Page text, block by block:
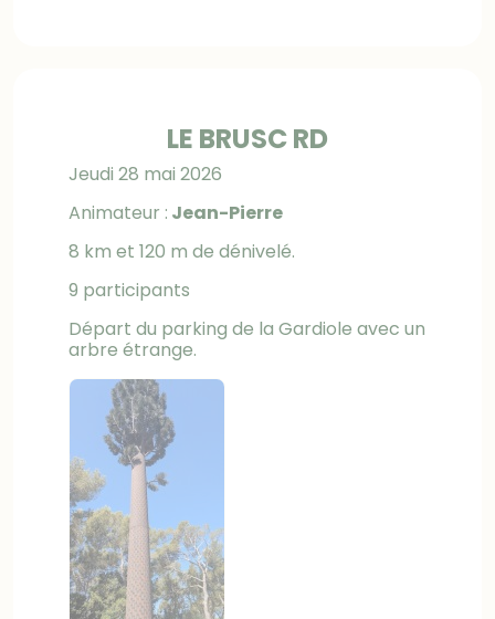
LE BRUSC RD
Jeudi 28 mai 2026
Animateur : Jean-Pierre
8 km et 120 m de dénivelé.
9 participants
Départ du parking de la Gardiole avec un
arbre étrange.